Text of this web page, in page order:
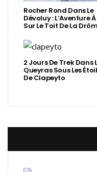
Rocher Rond Dans Le
Dévoluy : L’Aventure
Sur Le Toit De La
2 Jours De Trek Dans
Queyras Sous Les
De Clapeyto